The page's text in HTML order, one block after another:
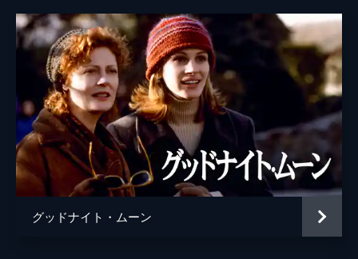
監督 ロジャー・ミッシェル
脚本 クリスチャン・トープ
音楽 ピーター・グレッグソン
製作 デヴィッド・ベルナルディ
ロブ・ヴァン・ノーデン
シェリル・クラーク
グッドナイト・ムーン